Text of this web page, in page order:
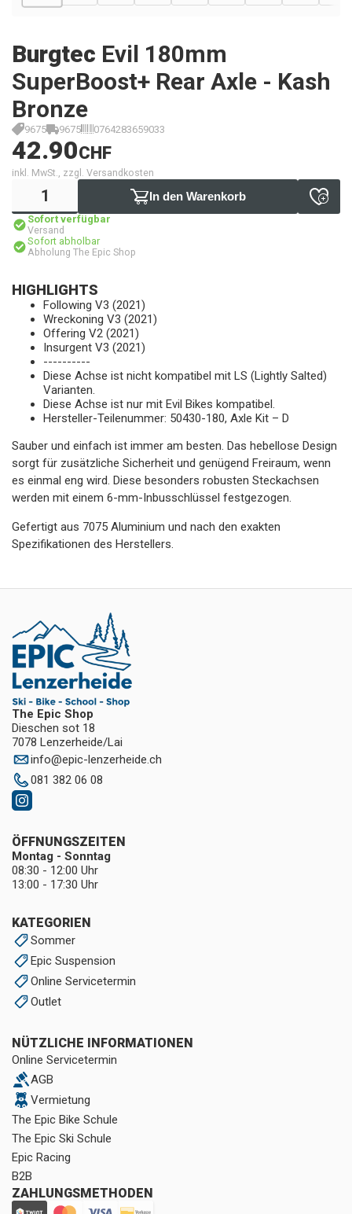
Burgtec Evil 180mm
SuperBoost+ Rear Axle - Kash
Bronze
9675 9675 0764283659033
42.90CHF
inkl. MwSt., zzgl. Versandkosten
In den Warenkorb
Sofort verfügbar
Versand
Sofort abholbar
Abholung The Epic Shop
HIGHLIGHTS
Following V3 (2021)
Wreckoning V3 (2021)
Offering V2 (2021)
Insurgent V3 (2021)
----------
Diese Achse ist nicht kompatibel mit LS (Lightly Salted)
Varianten.
Diese Achse ist nur mit Evil Bikes kompatibel.
Hersteller-Teilenummer: 50430-180, Axle Kit – D
Sauber und einfach ist immer am besten. Das hebellose Design
sorgt für zusätzliche Sicherheit und genügend Freiraum, wenn
es einmal eng wird. Diese besonders robusten Steckachsen
werden mit einem 6-mm-Inbusschlüssel festgezogen.
Gefertigt aus 7075 Aluminium und nach den exakten
Spezifikationen des Herstellers.
The Epic Shop
Dieschen sot 18
7078 Lenzerheide/Lai
info@epic-lenzerheide.ch
081 382 06 08
KATEGORIEN
Sommer
Epic Suspension
Online Servicetermin
Outlet
NÜTZLICHE INFORMATIONEN
Online Servicetermin
AGB
Vermietung
The Epic Bike Schule
The Epic Ski Schule
Epic Racing
B2B
ZAHLUNGSMETHODEN
ÖFFNUNGSZEITEN
Montag - Sonntag
08:30 - 12:00 Uhr
13:00 - 17:30 Uhr